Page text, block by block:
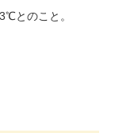
とのこと。